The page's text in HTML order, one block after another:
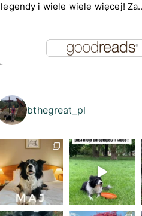
legendy i wiele wiele więcej!
bthegreat_pl